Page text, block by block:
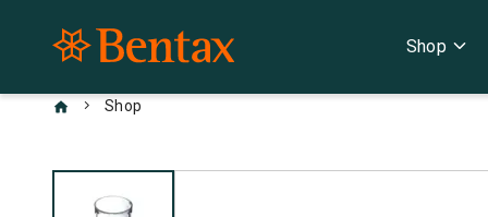
Shop expand_more
chevron_right Shop